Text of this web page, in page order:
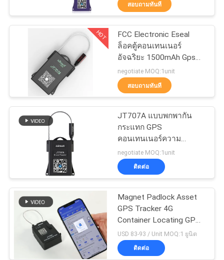
เรา
เสนอ
เว็บไซต์
PRIVACY
POLICY
กุญแจสมาร์ทบลูทู ธ
การติดตามการซีลตู้
คอนเทนเนอร์
86
อุปกรณ์ตรวจสอบ
อุณหภูมิโซ่เย็น
64
สอบถามทันที
HOT
FCC Electronic Eseal
ล็อคตู้คอนเทนเนอร์
อัจฉริยะ 1500mAh Gps
Electronic Seal lock
negotiate MOQ:1unit
สอบถามทันที
JT707A แบบพกพากัน
กระแทก GPS
คอนเทนเนอร์ความ
ปลอดภัยตรารับรอง CE
negotiate MOQ:1unit
ติดต่อ
Magnet Padlock Asset
GPS Tracker 4G
Container Locating GPS
Electronic Seal
USD 83-93 / Unit MOQ:1 ยูนิต
ติดต่อ